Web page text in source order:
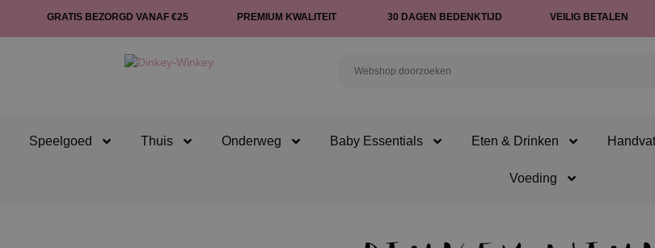
GRATIS BEZORGD VANAF €25 PREMIUM KWALITEIT 30 DAGEN BEDENKTIJD VEILIG BETALEN
Speelgoed Thuis Onderweg Baby Essentials Eten & Drinken
Voeding